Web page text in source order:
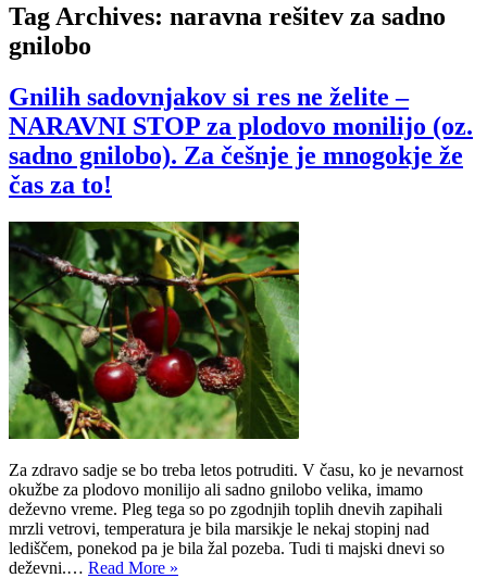
Tag Archives: naravna rešitev za sadno
gnilobo
Gnilih sadovnjakov si res ne želite –
NARAVNI STOP za plodovo monilijo (oz.
sadno gnilobo). Za češnje je mnogokje že
čas za to!
Za zdravo sadje se bo treba letos potruditi. V času, ko je nevarnost
okužbe za plodovo monilijo ali sadno gnilobo velika, imamo
deževno vreme. Pleg tega so po zgodnjih toplih dnevih zapihali
mrzli vetrovi, temperatura je bila marsikje le nekaj stopinj nad
lediščem, ponekod pa je bila žal pozeba. Tudi ti majski dnevi so
deževni.… Read More »